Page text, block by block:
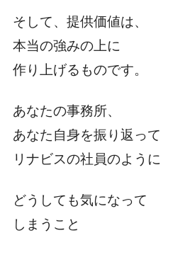
そして、提供価値は、
本当の強みの上に
作り上げるものです。
あなたの事務所、
あなた自身を振り返って
リナビスの社員のように
どうしても気になって
しまうこと